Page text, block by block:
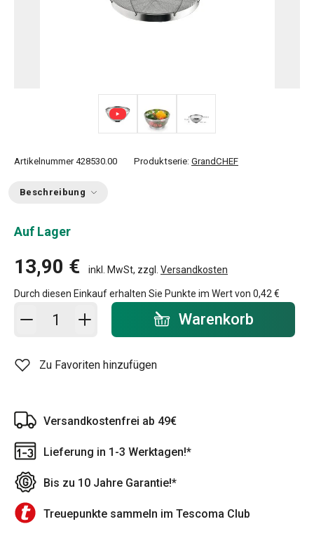
Artikelnummer 428530.00 Produktserie: GrandCHEF
Beschreibung
Auf Lager
13,90 € inkl. MwSt, zzgl. Versandkosten
Durch diesen Einkauf erhalten Sie Punkte im Wert von 0,42 €
In den Warenkorb - Menge Warenkorb
Zu Favoriten hinzufügen
Versandkostenfrei ab 49€
Lieferung in 1-3 Werktagen!*
Bis zu 10 Jahre Garantie!*
Treuepunkte sammeln im Tescoma Club